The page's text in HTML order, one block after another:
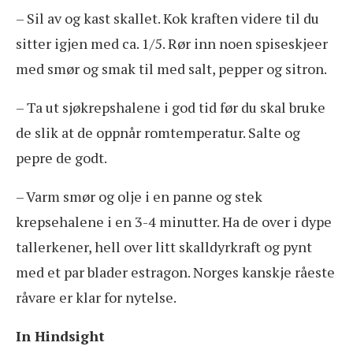
– Sil av og kast skallet. Kok kraften videre til du
sitter igjen med ca. 1/5. Rør inn noen spiseskjeer
med smør og smak til med salt, pepper og sitron.
– Ta ut sjøkrepshalene i god tid før du skal bruke
de slik at de oppnår romtemperatur. Salte og
pepre de godt.
– Varm smør og olje i en panne og stek
krepsehalene i en 3-4 minutter. Ha de over i dype
tallerkener, hell over litt skalldyrkraft og pynt
med et par blader estragon. Norges kanskje råeste
råvare er klar for nytelse.
In Hindsight